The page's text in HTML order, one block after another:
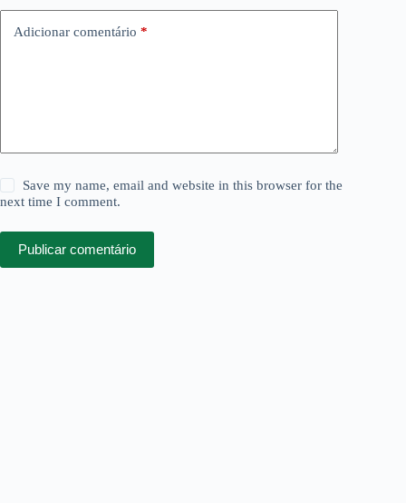
Adicionar comentário *
Save my name, email and website in this browser for the
next time I comment.
Publicar comentário